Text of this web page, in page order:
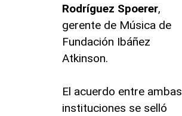
Rodríguez Spoerer,
gerente de Música de
Fundación Ibáñez
Atkinson.
El acuerdo entre ambas
instituciones se selló